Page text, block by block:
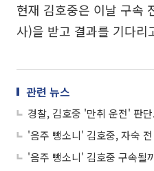
현재 김호중은 이날 구속
사)을 받고 결과를 기다리
관련 뉴스